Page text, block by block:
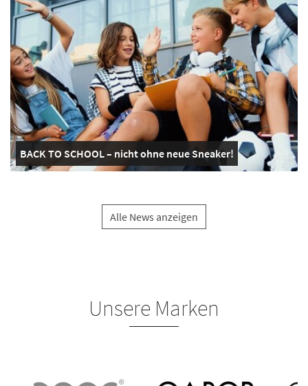
BACK TO SCHOOL – nicht ohne neue Sneaker!
Alle News anzeigen
Unsere Marken